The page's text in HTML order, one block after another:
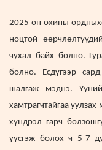
2025 он охины
ноцтой
чухал байх болно.
болно. Есдүгээр
шалгаж мэднэ.
хамтрагчтайгаа
хүндрэл гарч
үүсгэж болох ч 5-7